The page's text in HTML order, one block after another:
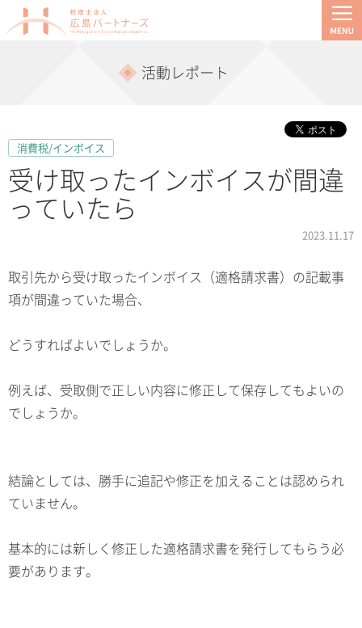
活動レポート
消費税/インボイス
受け取ったインボイスが間違
っていたら
2023.11.17
取引先から受け取ったインボイス（適格請求書）の記載事
項が間違っていた場合、
どうすればよいでしょうか。
例えば、受取側で正しい内容に修正して保存してもよいの
でしょうか。
結論としては、勝手に追記や修正を加えることは認められ
ていません。
基本的には新しく修正した適格請求書を発行してもらう必
要があります。